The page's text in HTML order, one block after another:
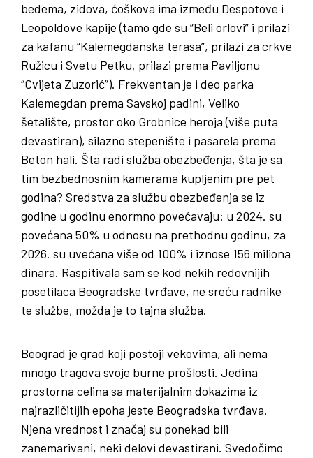
bedema, zidova, ćoškova ima između Despotove i
Leopoldove kapije (tamo gde su “Beli orlovi” i prilazi
za kafanu “Kalemegdanska terasa”, prilazi za crkve
Ružicu i Svetu Petku, prilazi prema Paviljonu
“Cvijeta Zuzorić”). Frekventan je i deo parka
Kalemegdan prema Savskoj padini, Veliko
šetalište, prostor oko Grobnice heroja (više puta
devastiran), silazno stepenište i pasarela prema
Beton hali. Šta radi služba obezbeđenja, šta je sa
tim bezbednosnim kamerama kupljenim pre pet
godina? Sredstva za službu obezbeđenja se iz
godine u godinu enormno povećavaju: u 2024. su
povećana 50% u odnosu na prethodnu godinu, za
2026. su uvećana više od 100% i iznose 156 miliona
dinara. Raspitivala sam se kod nekih redovnijih
posetilaca Beogradske tvrđave, ne sreću radnike
te službe, možda je to tajna služba.
Beograd je grad koji postoji vekovima, ali nema
mnogo tragova svoje burne prošlosti. Jedina
prostorna celina sa materijalnim dokazima iz
najrazličitijih epoha jeste Beogradska tvrđava.
Njena vrednost i značaj su ponekad bili
zanemarivani, neki delovi devastirani. Svedočimo